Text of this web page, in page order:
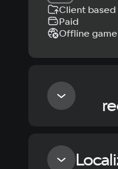
Client based
Paid
Offline game
Minimum